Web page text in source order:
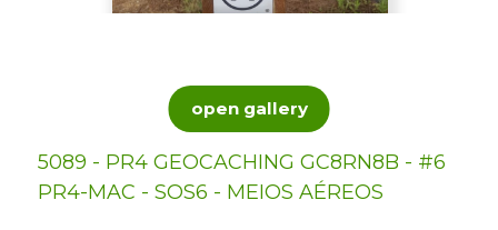
open gallery
5089 - PR4 GEOCACHING GC8RN8B - #6
PR4-MAC - SOS6 - MEIOS AÉREOS